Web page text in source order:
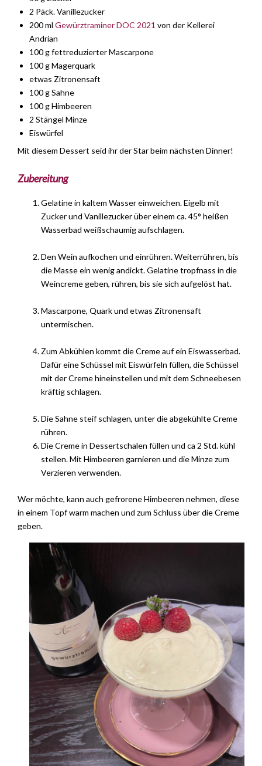
2 Päck. Vanillezucker
200 ml Gewürztraminer DOC 2021 von der Kellerei
Andrian
100 g fettreduzierter Mascarpone
100 g Magerquark
etwas Zitronensaft
100 g Sahne
100 g Himbeeren
2 Stängel Minze
Eiswürfel
Mit diesem Dessert seid ihr der Star beim nächsten Dinner!
Zubereitung
Gelatine in kaltem Wasser einweichen. Eigelb mit
Zucker und Vanillezucker über einem ca. 45° heißen
Wasserbad weißschaumig aufschlagen.
Den Wein aufkochen und einrühren. Weiterrühren, bis
die Masse ein wenig andickt. Gelatine tropfnass in die
Weincreme geben, rühren, bis sie sich aufgelöst hat.
Mascarpone, Quark und etwas Zitronensaft
untermischen.
Zum Abkühlen kommt die Creme auf ein Eiswasserbad.
Dafür eine Schüssel mit Eiswürfeln füllen, die Schüssel
mit der Creme hineinstellen und mit dem Schneebesen
kräftig schlagen.
Die Sahne steif schlagen, unter die abgekühlte Creme
rühren.
Die Creme in Dessertschalen füllen und ca 2 Std. kühl
stellen. Mit Himbeeren garnieren und die Minze zum
Verzieren verwenden.
Wer möchte, kann auch gefrorene Himbeeren nehmen, diese
in einem Topf warm machen und zum Schluss über die Creme
geben.